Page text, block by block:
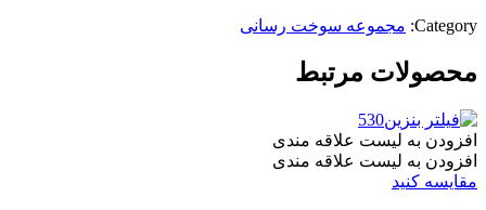
Category: مجموعه سوخت رسانی
محصولات مرتبط
افزودن به لیست علاقه مندی
افزودن به لیست علاقه مندی
مقایسه کنید